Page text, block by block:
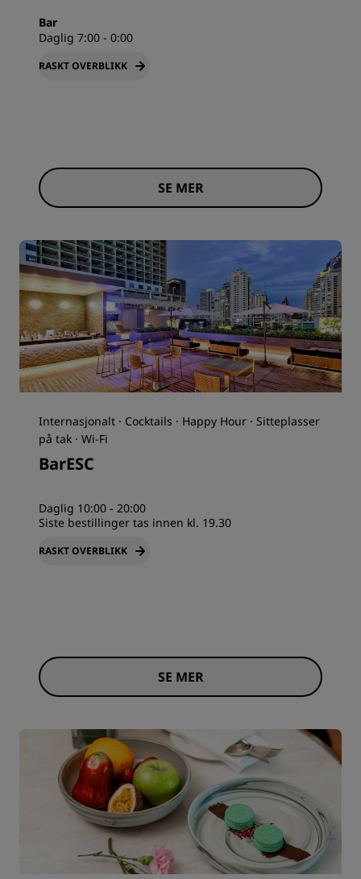
Bar
Daglig 7:00 - 0:00
RASKT OVERBLIKK
SE MER
Internasjonalt · Cocktails · Happy Hour · Sitteplasser
på tak · Wi-Fi
BarESC
Daglig 10:00 - 20:00
Siste bestillinger tas innen kl. 19.30
RASKT OVERBLIKK
SE MER